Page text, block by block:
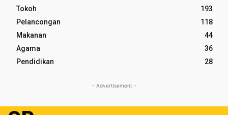
Tokoh
193
Pelancongan
118
Makanan
44
Agama
36
Pendidikan
28
- Advertisement -